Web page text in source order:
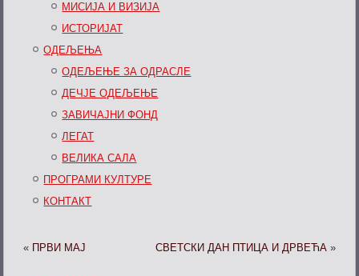
МИСИЈА И ВИЗИЈА
ИСТОРИЈАТ
ОДЕЉЕЊА
ОДЕЉЕЊЕ ЗА ОДРАСЛЕ
ДЕЧЈЕ ОДЕЉЕЊЕ
ЗАВИЧАЈНИ ФОНД
ЛЕГАТ
ВЕЛИКА САЛА
ПРОГРАМИ КУЛТУРЕ
КОНТАКТ
« ПРВИ МАЈ СВЕТСКИ ДАН ПТИЦА И ДРВЕЋА»